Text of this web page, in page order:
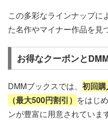
この多彩なラインナップに
た名作やマイナー作品を見
お得なクーポンと
DMMブックスでは、 初回
（最大500円割引） をはじ
ンが豊富に用意されています